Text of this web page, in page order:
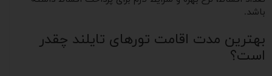
باشد.
بهترین مدت اقامت تورهای تایلند چقدر
است؟